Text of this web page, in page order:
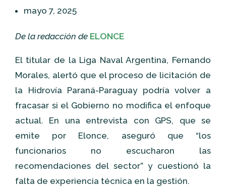
mayo 7, 2025
De la redacción de ELONCE
El titular de la Liga Naval Argentina, Fernando
Morales, alertó que el proceso de licitación de
la Hidrovía Paraná-Paraguay podría volver a
fracasar si el Gobierno no modifica el enfoque
actual. En una entrevista con GPS, que se
emite por Elonce, aseguró que “los
funcionarios no escucharon las
recomendaciones del sector” y cuestionó la
falta de experiencia técnica en la gestión.